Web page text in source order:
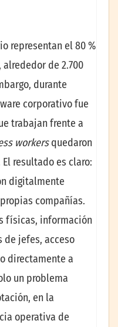
representan el 80 %
de 2.700
durante
corporativo fue
trabajan frente a
workersquedaron
resultado es claro:
digitalmente
compañías.
físicas, información
de jefes, acceso
directamente a
un problema
en la
operativa de